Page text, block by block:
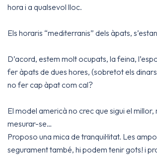
hora i a qualsevol lloc.
Els horaris “mediterranis” dels àpats,
D’acord, estem molt ocupats, la feina,
fer àpats de dues hores, (sobretot els
no fer cap àpat com cal?
El model americà no crec que sigui el
mesurar-se…
Proposo una mica de tranquil·litat. Les
segurament també, hi podem tenir gots! i